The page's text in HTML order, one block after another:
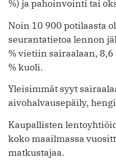
%) ja pahoinvointi tai
Noin 10 900 potilaasta
seurantatietoa lennon
% vietiin sairaalaan,
% kuoli.
Yleisimmät syyt
aivohalvausepäily,
Kaupallisten
koko maailmassa
matkustajaa.